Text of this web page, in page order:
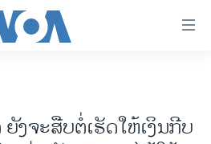
ງຈະສືບຕໍ່ເຮັດໃຫ້ເງິນກີບ